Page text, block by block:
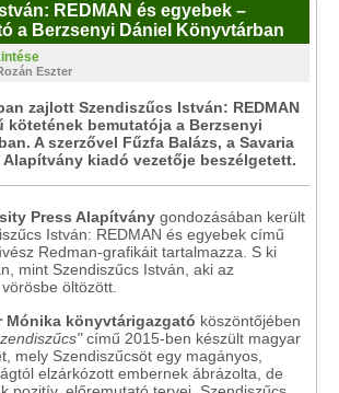
REDMAN és egyebek –
a Berzsenyi Dániel Könyvtárban
Eszter
zajlott Szendiszűcs István: REDMAN
kötetének bemutatója a Berzsenyi
A szerzővel Fűzfa Balázs, a Savaria
kiadó vezetője beszélgetett.
Press Alapítvány gondozásában került
István: REDMAN és egyebek című
Redman-grafikáit tartalmazza. S ki
mint Szendiszűcs István, aki az
öltözött.
Mónika könyvtárigazgató köszöntőjében
című 2015-ben készült magyar
mely Szendiszűcsöt egy magányos,
elzárkózott embernek ábrázolta, de